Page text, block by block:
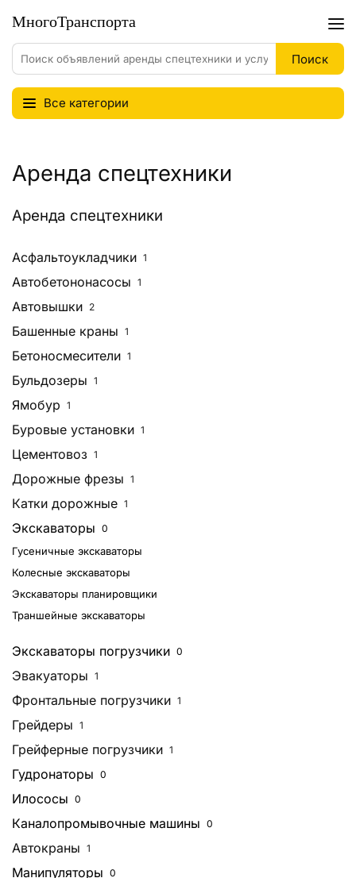
Все категории
Аренда спецтехники
Аренда спецтехники
Асфальтоукладчики 1
Автобетононасосы 1
Автовышки 2
Башенные краны 1
Бетоносмесители 1
Бульдозеры 1
Ямобур 1
Буровые установки 1
Цементовоз 1
Дорожные фрезы 1
Катки дорожные 1
Экскаваторы 0
Гусеничные экскаваторы
Колесные экскаваторы
Экскаваторы планировщики
Траншейные экскаваторы
Экскаваторы погрузчики 0
Эвакуаторы 1
Фронтальные погрузчики 1
Грейдеры 1
Грейферные погрузчики 1
Гудронаторы 0
Илососы 0
Каналопромывочные машины 0
Автокраны 1
Манипуляторы 0